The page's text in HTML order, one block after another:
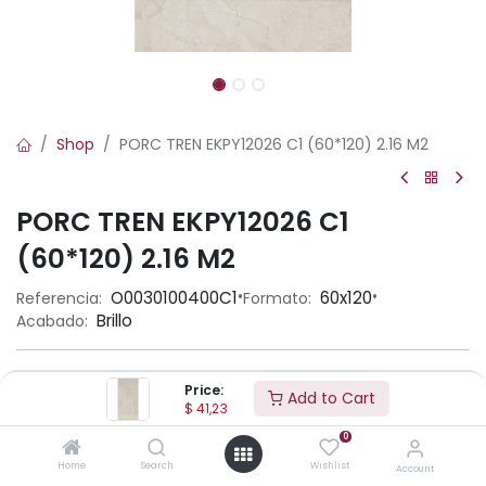
Price:
$ 41,23 Add to Cart
Home Search
0
Wishlist Account
Shop PORC TREN EKPY12026 C1 (60*120) 2.16 M2
PORC TREN EKPY12026 C1
(60*120) 2.16 M2
Referencia: O0030100400C1•Formato: 60x120•
Acabado: Brillo
Ambiente
Aplicación